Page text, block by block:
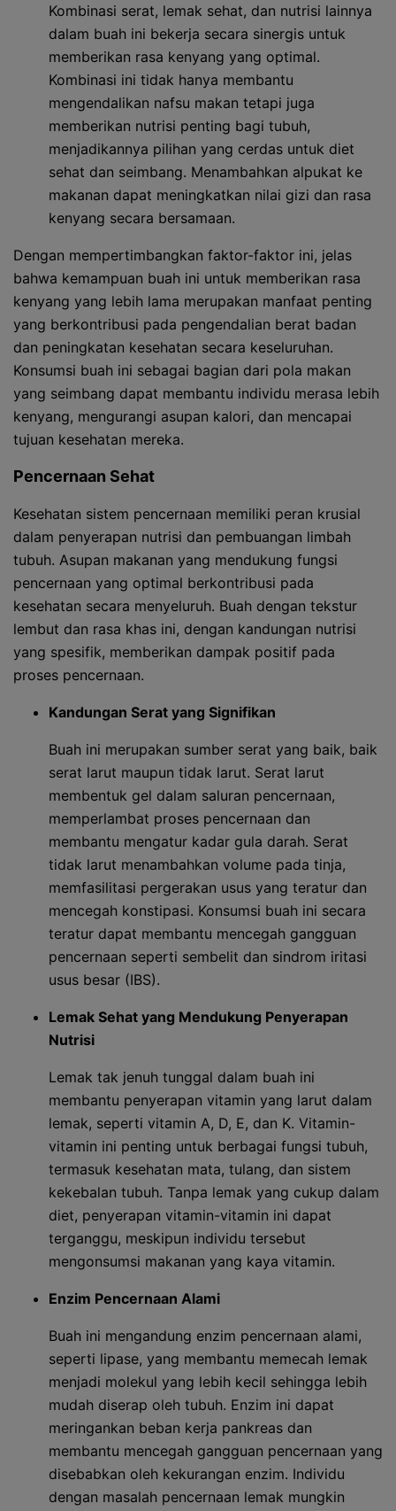
Kombinasi serat, lemak sehat, dan nutrisi lainnya
dalam buah ini bekerja secara sinergis untuk
memberikan rasa kenyang yang optimal.
Kombinasi ini tidak hanya membantu
mengendalikan nafsu makan tetapi juga
memberikan nutrisi penting bagi tubuh,
menjadikannya pilihan yang cerdas untuk diet
sehat dan seimbang. Menambahkan alpukat ke
makanan dapat meningkatkan nilai gizi dan rasa
kenyang secara bersamaan.
Dengan mempertimbangkan faktor-faktor ini, jelas
bahwa kemampuan buah ini untuk memberikan rasa
kenyang yang lebih lama merupakan manfaat penting
yang berkontribusi pada pengendalian berat badan
dan peningkatan kesehatan secara keseluruhan.
Konsumsi buah ini sebagai bagian dari pola makan
yang seimbang dapat membantu individu merasa lebih
kenyang, mengurangi asupan kalori, dan mencapai
tujuan kesehatan mereka.
Pencernaan Sehat
Kesehatan sistem pencernaan memiliki peran krusial
dalam penyerapan nutrisi dan pembuangan limbah
tubuh. Asupan makanan yang mendukung fungsi
pencernaan yang optimal berkontribusi pada
kesehatan secara menyeluruh. Buah dengan tekstur
lembut dan rasa khas ini, dengan kandungan nutrisi
yang spesifik, memberikan dampak positif pada
proses pencernaan.
Kandungan Serat yang Signifikan
Buah ini merupakan sumber serat yang baik, baik
serat larut maupun tidak larut. Serat larut
membentuk gel dalam saluran pencernaan,
memperlambat proses pencernaan dan
membantu mengatur kadar gula darah. Serat
tidak larut menambahkan volume pada tinja,
memfasilitasi pergerakan usus yang teratur dan
mencegah konstipasi. Konsumsi buah ini secara
teratur dapat membantu mencegah gangguan
pencernaan seperti sembelit dan sindrom iritasi
usus besar (IBS).
Lemak Sehat yang Mendukung Penyerapan
Nutrisi
Lemak tak jenuh tunggal dalam buah ini
membantu penyerapan vitamin yang larut dalam
lemak, seperti vitamin A, D, E, dan K. Vitamin-
vitamin ini penting untuk berbagai fungsi tubuh,
termasuk kesehatan mata, tulang, dan sistem
kekebalan tubuh. Tanpa lemak yang cukup dalam
diet, penyerapan vitamin-vitamin ini dapat
terganggu, meskipun individu tersebut
mengonsumsi makanan yang kaya vitamin.
Enzim Pencernaan Alami
Buah ini mengandung enzim pencernaan alami,
seperti lipase, yang membantu memecah lemak
menjadi molekul yang lebih kecil sehingga lebih
mudah diserap oleh tubuh. Enzim ini dapat
meringankan beban kerja pankreas dan
membantu mencegah gangguan pencernaan yang
disebabkan oleh kekurangan enzim. Individu
dengan masalah pencernaan lemak mungkin